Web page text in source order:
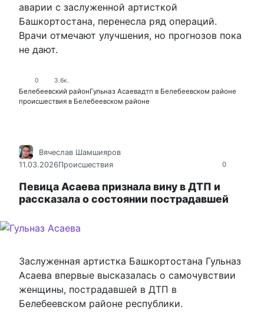
аварии с заслуженной артисткой
Башкортостана, перенесла ряд операций.
Врачи отмечают улучшения, но прогнозов пока
не дают.
0 3.6к.
Белебеевский районГульназ Асаевадтп в Белебеевском районе
происшествия в Белебеевском районе
0
Вячеслав Шамшияров
11.03.2026Происшествия
Певица Асаева признала вину в ДТП и
рассказала о состоянии пострадавшей
Заслуженная артистка Башкортостана Гульназ
Асаева впервые высказалась о самочувствии
женщины, пострадавшей в ДТП в
Белебеевском районе республики.